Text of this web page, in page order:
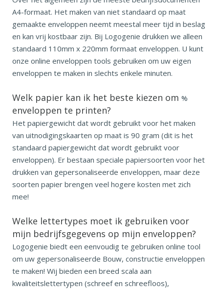
A4-formaat. Het maken van niet standaard op maat
gemaakte enveloppen neemt meestal meer tijd in beslag
en kan vrij kostbaar zijn. Bij Logogenie drukken we alleen
standaard 110mm x 220mm formaat enveloppen. U kunt
onze online enveloppen tools gebruiken om uw eigen
enveloppen te maken in slechts enkele minuten.
Welk papier kan ik het beste kiezen om %
enveloppen te printen?
Het papiergewicht dat wordt gebruikt voor het maken
van uitnodigingskaarten op maat is 90 gram (dit is het
standaard papiergewicht dat wordt gebruikt voor
enveloppen). Er bestaan speciale papiersoorten voor het
drukken van gepersonaliseerde enveloppen, maar deze
soorten papier brengen veel hogere kosten met zich
mee!
Welke lettertypes moet ik gebruiken voor
mijn bedrijfsgegevens op mijn enveloppen?
Logogenie biedt een eenvoudig te gebruiken online tool
om uw gepersonaliseerde Bouw, constructie enveloppen
te maken! Wij bieden een breed scala aan
kwaliteitslettertypen (schreef en schreefloos),